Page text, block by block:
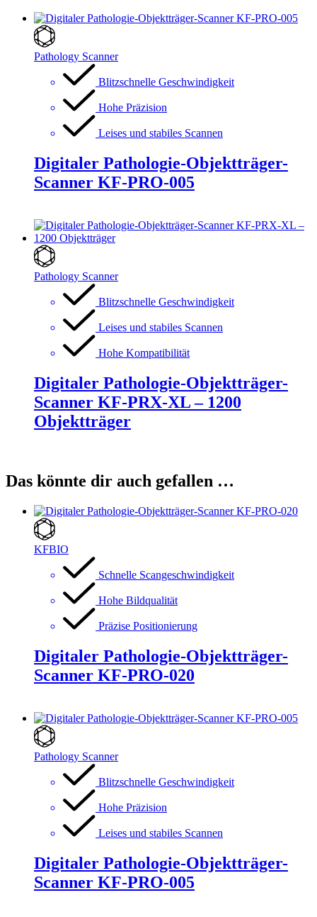
Pathology Scanner
Blitzschnelle Geschwindigkeit
Hohe Präzision
Leises und stabiles Scannen
Digitaler Pathologie-Objektträger-
Scanner KF-PRO-005
Pathology Scanner
Blitzschnelle Geschwindigkeit
Leises und stabiles Scannen
Hohe Kompatibilität
Digitaler Pathologie-Objektträger-
Scanner KF-PRX-XL – 1200
Objektträger
Das könnte dir auch gefallen …
KFBIO
Schnelle Scangeschwindigkeit
Hohe Bildqualität
Präzise Positionierung
Digitaler Pathologie-Objektträger-
Scanner KF-PRO-020
Pathology Scanner
Blitzschnelle Geschwindigkeit
Hohe Präzision
Leises und stabiles Scannen
Digitaler Pathologie-Objektträger-
Scanner KF-PRO-005